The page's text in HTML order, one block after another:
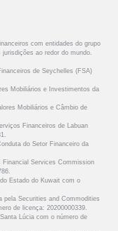
com entidades do grupo
ao redor do mundo.
de Seychelles (FSA)
Mobiliários e Investimentos da
Mobiliários e Câmbio de
Financeiros de Labuan
do Setor Financeiro da
Financial Services Commission
Estado do Kuwait com o
pela Securities and Commodities
de licença: 20200000339.
Lúcia com o número de